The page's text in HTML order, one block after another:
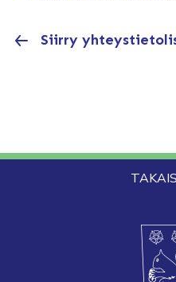
Siirry